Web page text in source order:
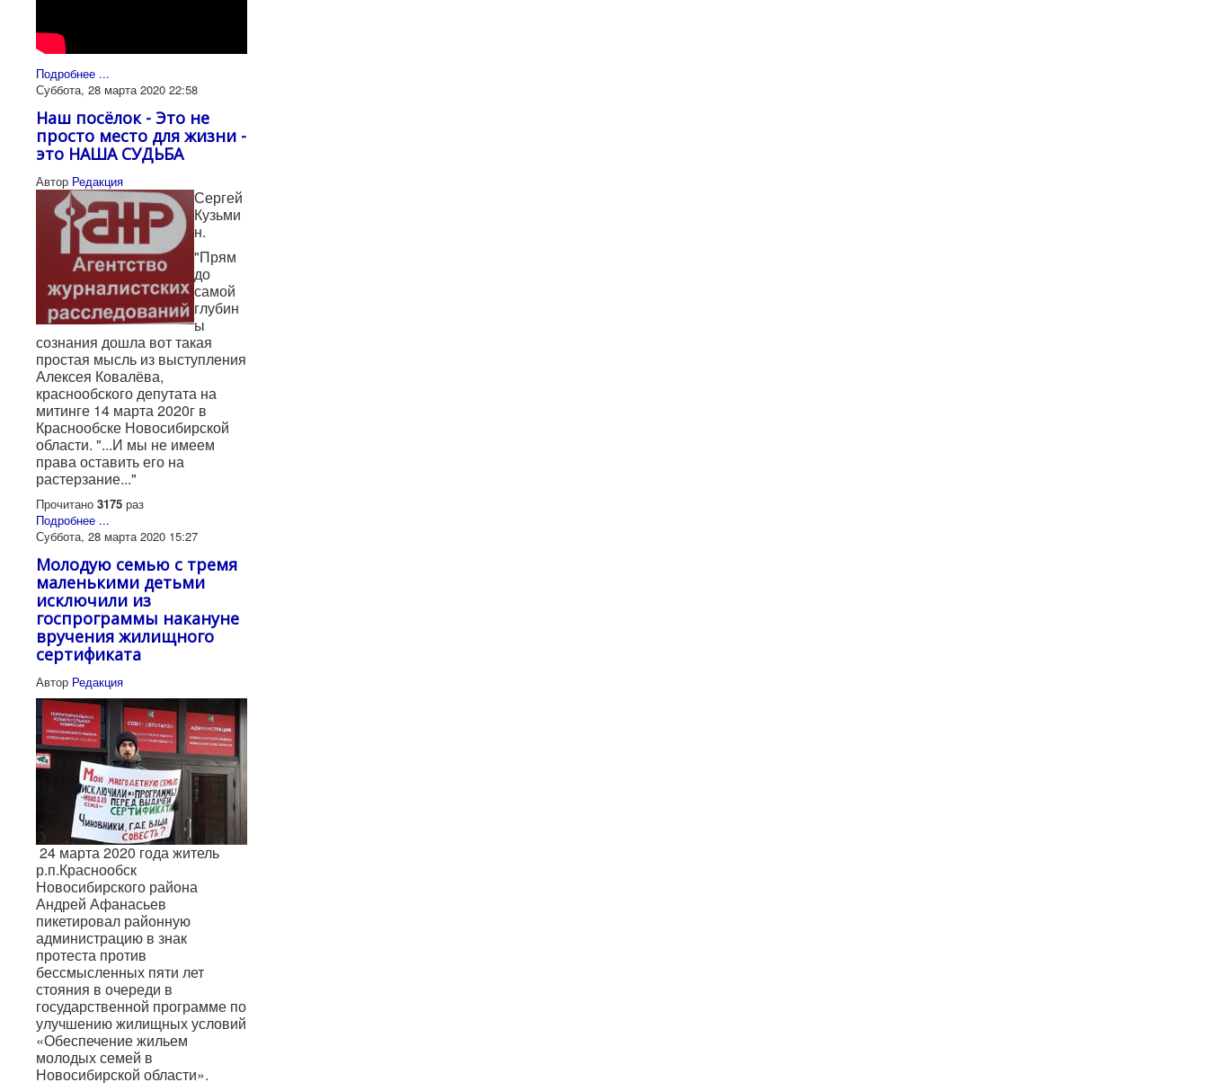
Подробнее ...
Суббота, 28 марта 2020 22:58
Наш посёлок - Это не
просто место для жизни -
это НАША СУДЬБА
Автор Редакция
Сергей
Кузьми
н.
"Прям
до
самой
глубин
ы
сознания дошла вот такая
простая мысль из выступления
Алексея Ковалёва,
краснообского депутата на
митинге 14 марта 2020г в
Краснообске Новосибирской
области. "...И мы не имеем
права оставить его на
растерзание..."
Прочитано 3175 раз
Подробнее ...
Суббота, 28 марта 2020 15:27
Молодую семью с тремя
маленькими детьми
исключили из
госпрограммы накануне
вручения жилищного
сертификата
Автор Редакция
24 марта 2020 года житель
р.п.Краснообск
Новосибирского района
Андрей Афанасьев
пикетировал районную
администрацию в знак
протеста против
бессмысленных пяти лет
стояния в очереди в
государственной программе по
улучшению жилищных условий
«Обеспечение жильем
молодых семей в
Новосибирской области».